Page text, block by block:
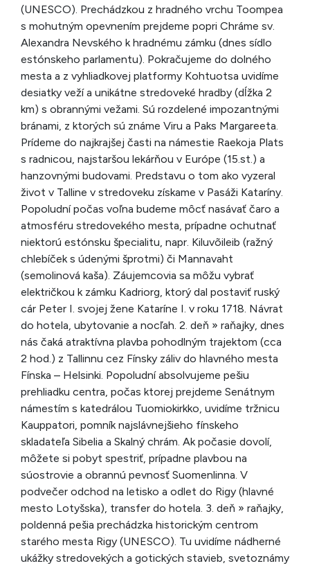
(UNESCO). Prechádzkou z hradného vrchu Toompea
s mohutným opevnením prejdeme popri Chráme sv.
Alexandra Nevského k hradnému zámku (dnes sídlo
estónskeho parlamentu). Pokračujeme do dolného
mesta a z vyhliadkovej platformy Kohtuotsa uvidíme
desiatky veží a unikátne stredoveké hradby (dĺžka 2
km) s obrannými vežami. Sú rozdelené impozantnými
bránami, z ktorých sú známe Viru a Paks Margareeta.
Prídeme do najkrajšej časti na námestie Raekoja Plats
s radnicou, najstaršou lekárňou v Európe (15.st.) a
hanzovnými budovami. Predstavu o tom ako vyzeral
život v Talline v stredoveku získame v Pasáži Kataríny.
Popoludní počas voľna budeme môcť nasávať čaro a
atmosféru stredovekého mesta, prípadne ochutnať
niektorú estónsku špecialitu, napr. Kiluvõileib (ražný
chlebíček s údenými šprotmi) či Mannavaht
(semolinová kaša). Záujemcovia sa môžu vybrať
električkou k zámku Kadriorg, ktorý dal postaviť ruský
cár Peter I. svojej žene Kataríne I. v roku 1718. Návrat
do hotela, ubytovanie a nocľah. 2. deň » raňajky, dnes
nás čaká atraktívna plavba pohodlným trajektom (cca
2 hod.) z Tallinnu cez Fínsky záliv do hlavného mesta
Fínska – Helsinki. Popoludní absolvujeme pešiu
prehliadku centra, počas ktorej prejdeme Senátnym
námestím s katedrálou Tuomiokirkko, uvidíme tržnicu
Kauppatori, pomník najslávnejšieho fínskeho
skladateľa Sibelia a Skalný chrám. Ak počasie dovolí,
môžete si pobyt spestriť, prípadne plavbou na
súostrovie a obrannú pevnosť Suomenlinna. V
podvečer odchod na letisko a odlet do Rigy (hlavné
mesto Lotyšska), transfer do hotela. 3. deň » raňajky,
poldenná pešia prechádzka historickým centrom
starého mesta Rigy (UNESCO). Tu uvidíme nádherné
ukážky stredovekých a gotických stavieb, svetoznámy